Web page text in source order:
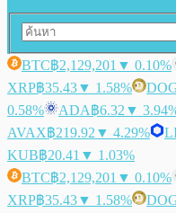
BTC฿2,129,201 ▼ 0.10%
XRP฿35.43▼ 1.58%
0.58%
ADA฿6.32 ▼
AVAX฿219.92 ▼ 4.29%
KUB฿20.41 ▼ 1.03%
BTC฿2,129,201 ▼ 0.10%
XRP฿35.43▼ 1.58%